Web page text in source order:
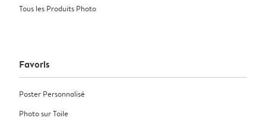
Tous les Produits Photo
Favoris
Poster Personnalisé
Photo sur Toile